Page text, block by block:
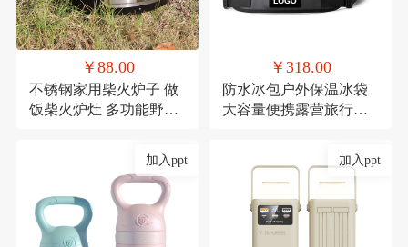
￥88.00
不锈钢家用柴火炉子 做
饭柴火炉灶 多功能野餐
￥318.00
防水冰包户外保温冰袋
大容量便携露营旅行保
加入ppt 加入ppt